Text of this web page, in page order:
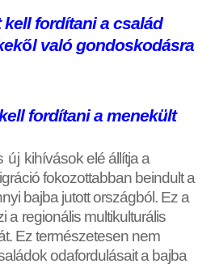
fordítani a család
ől való gondoskodásra
fordítani a menekült
új kihívások elé állítja a
fokozottabban beindult a
bajba jutott országból. Ez a
a regionális multikulturális
Ez természetesen nem
odafordulásait a bajba